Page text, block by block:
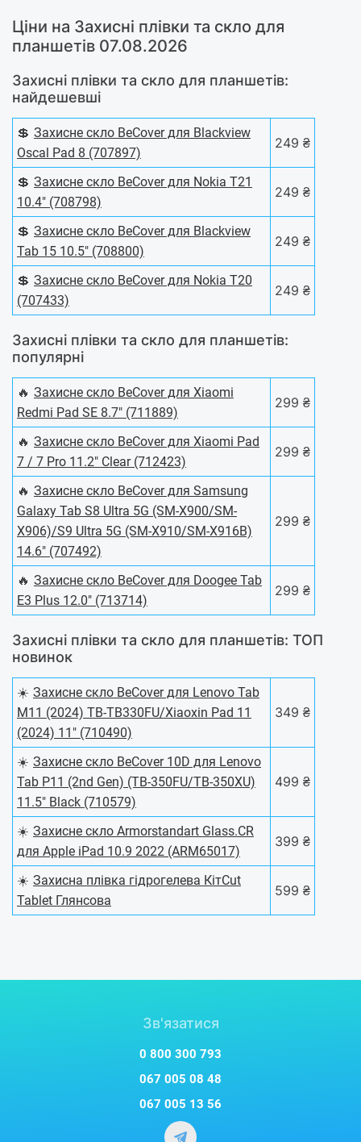
Ціни на Захисні плівки та скло для
планшетів 07.08.2026
Захисні плівки та скло для планшетів:
найдешевші
💲 Захисне скло BeCover для Blackview
Oscal Pad 8 (707897)
249 ₴
💲 Захисне скло BeCover для Nokia T21
10.4" (708798)
249 ₴
💲 Захисне скло BeCover для Blackview
Tab 15 10.5" (708800)
249 ₴
💲 Захисне скло BeCover для Nokia T20
(707433)
249 ₴
Захисні плівки та скло для планшетів:
популярні
🔥 Захисне скло BeCover для Xiaomi
Redmi Pad SE 8.7" (711889)
299 ₴
🔥 Захисне скло BeCover для Xiaomi Pad
7 / 7 Pro 11.2" Clear (712423)
299 ₴
🔥 Захисне скло BeCover для Samsung
Galaxy Tab S8 Ultra 5G (SM-X900/SM-
X906)/S9 Ultra 5G (SM-X910/SM-X916B)
14.6" (707492)
299 ₴
🔥 Захисне скло BeCover для Doogee Tab
E3 Plus 12.0" (713714)
299 ₴
Захисні плівки та скло для планшетів: ТОП
новинок
☀️ Захисне скло BeCover для Lenovo Tab
M11 (2024) TB-TB330FU/Xiaoxin Pad 11
(2024) 11" (710490)
349 ₴
☀️ Захисне скло BeCover 10D для Lenovo
Tab P11 (2nd Gen) (TB-350FU/TB-350XU)
11.5" Black (710579)
499 ₴
☀️ Захисне скло Armorstandart Glass.CR
для Apple iPad 10.9 2022 (ARM65017)
399 ₴
☀️ Захисна плівка гідрогелева КітСut
Tablet Глянсова
599 ₴
Зв'язатися
0 800 300 793
067 005 08 48
067 005 13 56